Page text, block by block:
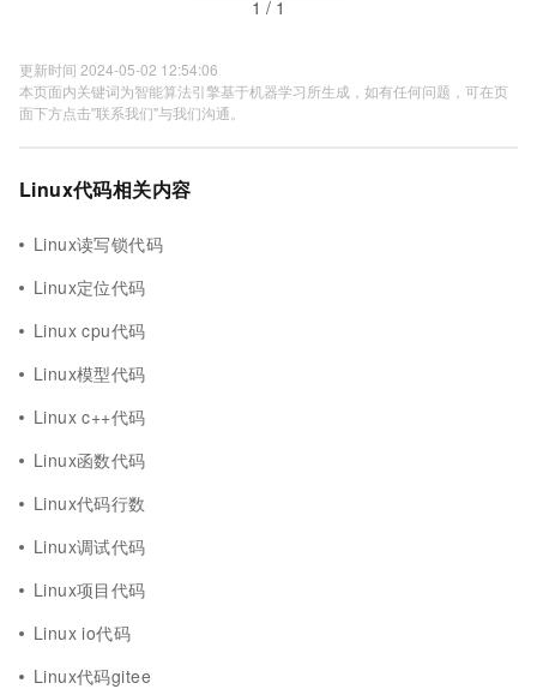
1 / 1
更新时间 2024-05-02 12:54:06
本页面内关键词为智能算法引擎基于机器学习所生成，如有任何问题，可在页
面下方点击"联系我们"与我们沟通。
Linux代码相关内容
Linux读写锁代码
Linux定位代码
Linux cpu代码
Linux模型代码
Linux c++代码
Linux函数代码
Linux代码行数
Linux调试代码
Linux项目代码
Linux io代码
Linux代码gitee